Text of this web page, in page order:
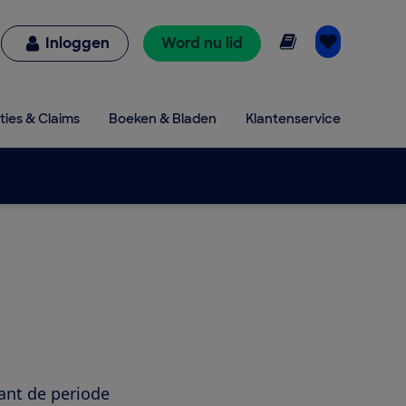
Inloggen Word nu lid Online lezen
& Claims Boeken & Bladen Klantenservice
de periode